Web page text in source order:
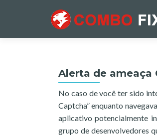
Alerta de ameaça
No caso de você ter sido
Captcha” enquanto
aplicativo potencialmente
grupo de desenvolvedores